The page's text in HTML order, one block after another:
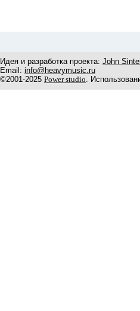
Идея и разработка проекта: John
Email: info@heavymusic.ru
©2001-2025 Power studio.